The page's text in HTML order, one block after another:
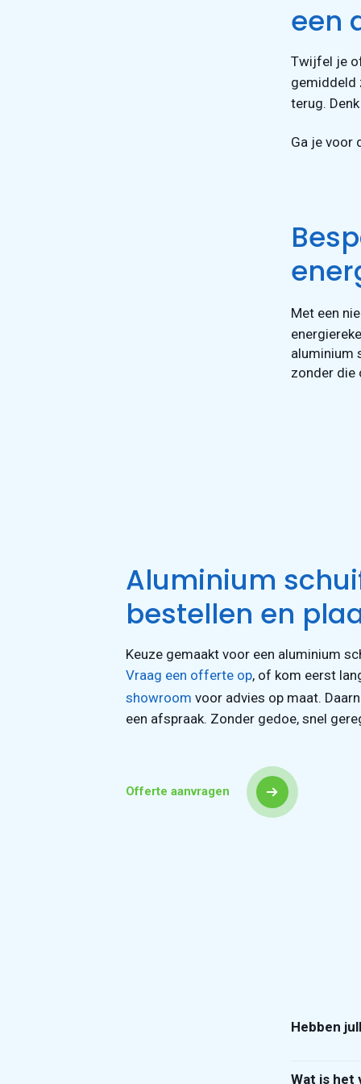
een
Twijfel je
gemiddeld
terug.
Ga je voor
Met een
aluminium
zonder die
Aluminium
bestellen en
Keuze gemaakt voor een aluminium
Vraag een offerte op, of kom eerst
showroom voor advies op maat.
een afspraak. Zonder gedoe, snel
Offerte aanvragen
Hebben
alle opties
Wat is het